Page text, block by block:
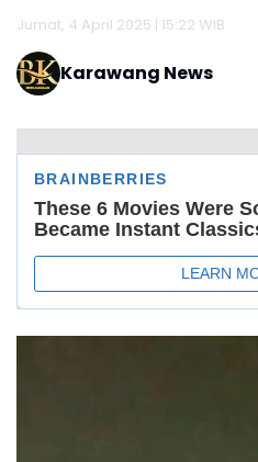
Jumat, 4 April 2025 | 15:22 WIB
Karawang News